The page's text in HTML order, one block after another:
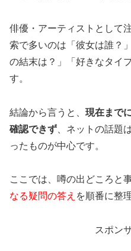
俳優・アーティストとして
索で多いのは「彼女は誰？
の結末は？」「好きなタイ
す。
結論から言うと、 現在まで
確認できず 、ネットの話題
ったものが中心です。
ここでは、噂の出どころと
なる疑問の答え を順番に整
スポン